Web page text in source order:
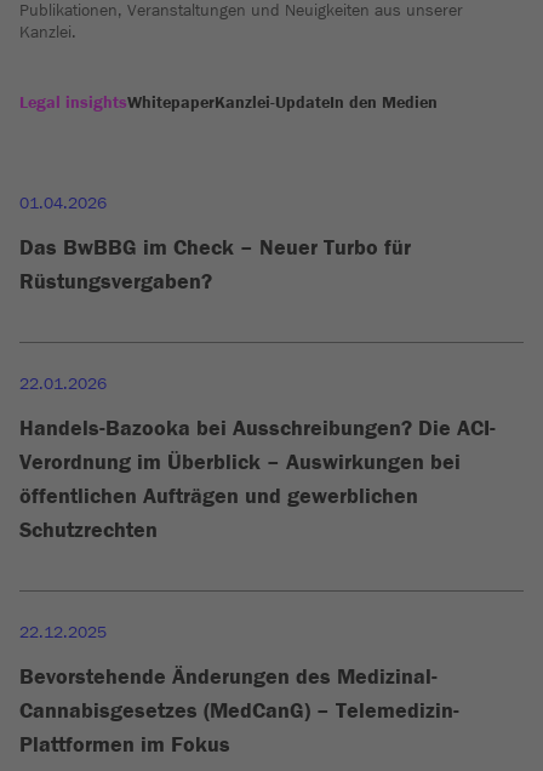
Publikationen, Veranstaltungen und Neuigkeiten aus unserer
Kanzlei.
Legal insightsWhitepaperKanzlei-UpdateIn den Medien
01.04.2026
Das BwBBG im Check – Neuer Turbo für
Rüstungsvergaben?
22.01.2026
Handels-Bazooka bei Ausschreibungen? Die ACI-
Verordnung im Überblick – Auswirkungen bei
öffentlichen Aufträgen und gewerblichen
Schutzrechten
22.12.2025
Bevorstehende Änderungen des Medizinal-
Cannabisgesetzes (MedCanG) – Telemedizin-
Plattformen im Fokus